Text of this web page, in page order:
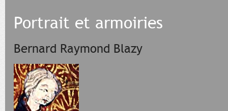
Portrait et armoiries
Bernard Raymond Blazy